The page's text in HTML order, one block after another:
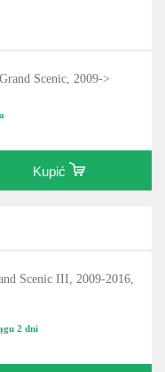
Scenic, 2009->
Kupić
Scenic III, 2009-2016,
2 dni